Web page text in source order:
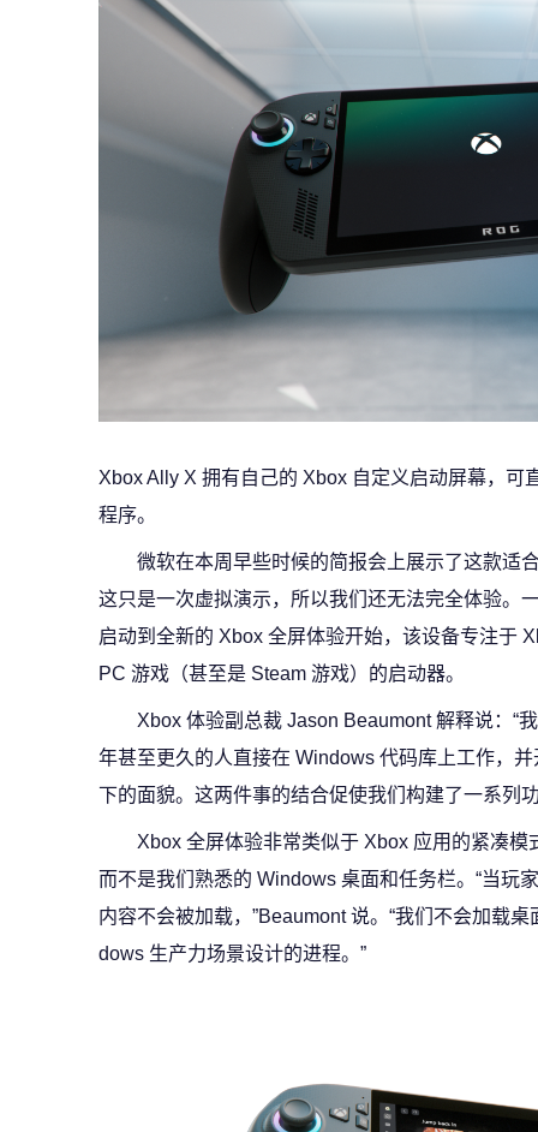
Xbox Ally X 拥有自己的 Xbox 自定义启动屏幕，可
程序。
微软在本周早些时候的简报会上展示了这款适
这只是一次虚拟演示，所以我们还无法完全体验。
启动到全新的 Xbox 全屏体验开始，该设备专注于
PC 游戏（甚至是 Steam 游戏）的启动器。
Xbox 体验副总裁 Jason Beaumont 解释说：“
年甚至更久的人直接在 Windows 代码库上工作，
下的面貌。这两件事的结合促使我们构建了一系列
Xbox 全屏体验非常类似于 Xbox 应用的紧凑
而不是我们熟悉的 Windows 桌面和任务栏。“当玩
内容不会被加载，”Beaumont 说。“我们不会加载
dows 生产力场景设计的进程。”